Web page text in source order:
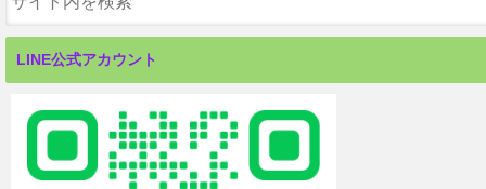
ご支援のお願い
ブログ
Close
LINE公式アカウント